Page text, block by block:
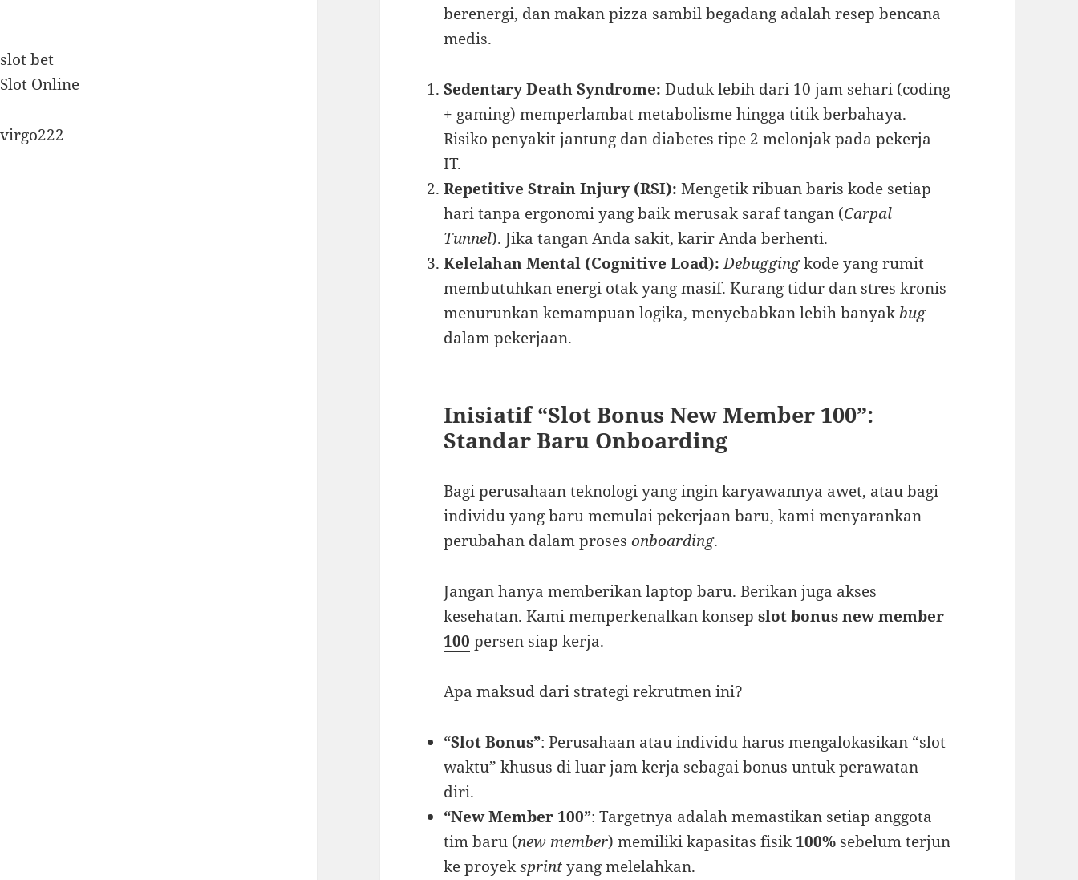
slot bet
Slot Online
virgo222
berenergi, dan makan pizza sambil begadang adalah resep bencana
medis.
Sedentary Death Syndrome: Duduk lebih dari 10 jam sehari (coding
+ gaming) memperlambat metabolisme hingga titik berbahaya.
Risiko penyakit jantung dan diabetes tipe 2 melonjak pada pekerja
IT.
Repetitive Strain Injury (RSI): Mengetik ribuan baris kode setiap
hari tanpa ergonomi yang baik merusak saraf tangan (Carpal
Tunnel). Jika tangan Anda sakit, karir Anda berhenti.
Kelelahan Mental (Cognitive Load): Debuggingkode yang rumit
membutuhkan energi otak yang masif. Kurang tidur dan stres kronis
menurunkan kemampuan logika, menyebabkan lebih banyakbug
dalam pekerjaan.
Inisiatif “Slot Bonus New Member 100”:
Standar Baru Onboarding
Bagi perusahaan teknologi yang ingin karyawannya awet, atau bagi
individu yang baru memulai pekerjaan baru, kami menyarankan
perubahan dalam prosesonboarding.
Jangan hanya memberikan laptop baru. Berikan juga akses
kesehatan. Kami memperkenalkan konsepslot bonus new member
100 persen siap kerja.
Apa maksud dari strategi rekrutmen ini?
“Slot Bonus”: Perusahaan atau individu harus mengalokasikan “slot
waktu” khusus di luar jam kerja sebagai bonus untuk perawatan
diri.
“New Member 100”: Targetnya adalah memastikan setiap anggota
tim baru (new member) memiliki kapasitas fisik 100% sebelum terjun
ke proyeksprintyang melelahkan.